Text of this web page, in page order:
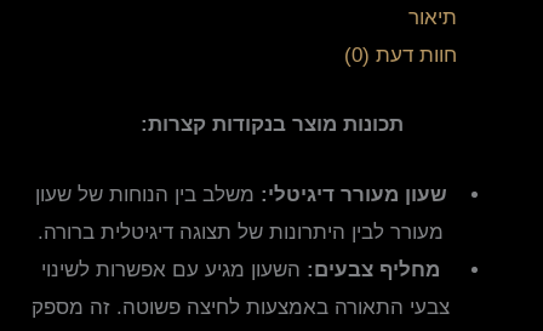
תיאור
חוות דעת (0)
תכונות מוצר בנקודות קצרות:
שעון מעורר דיגיטלי: משלב בין הנוחות של שעון
מעורר לבין היתרונות של תצוגה דיגיטלית ברורה.
מחליף צבעים: השעון מגיע עם אפשרות לשינוי
צבעי התאורה באמצעות לחיצה פשוטה. זה מספק